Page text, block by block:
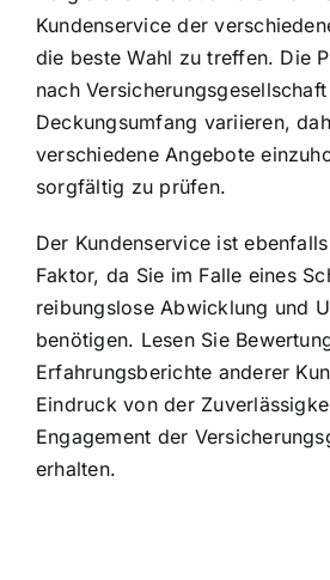
Kundenservice der
die beste Wahl zu treffen. Die
nach
Deckungsumfang variieren,
verschiedene Angebote
sorgfältig zu prüfen.
Der Kundenservice ist
Faktor, da Sie im Falle eines
reibungslose Abwicklung und
benötigen. Lesen Sie
Erfahrungsberichte anderer
Eindruck von der
Engagement der
erhalten.